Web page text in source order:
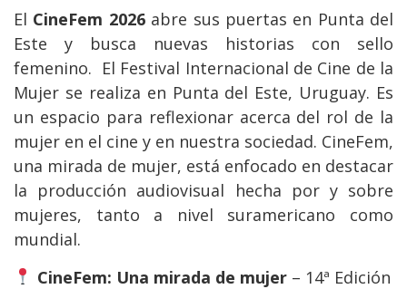
El CineFem 2026abre sus puertas en Punta del
Este y busca nuevas historias con sello
femenino. El Festival Internacional de Cine de la
Mujer se realiza en Punta del Este, Uruguay. Es
un espacio para reflexionar acerca del rol de la
mujer en el cine y en nuestra sociedad. CineFem,
una mirada de mujer, está enfocado en destacar
la producción audiovisual hecha por y sobre
mujeres, tanto a nivel suramericano como
mundial.
CineFem: Una mirada de mujer– 14ª Edición